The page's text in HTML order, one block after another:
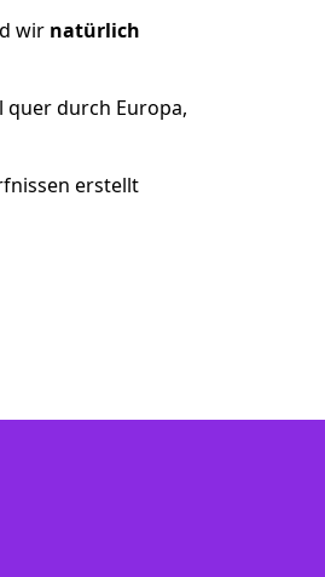
wir natürlich
durch Europa,
erstellt